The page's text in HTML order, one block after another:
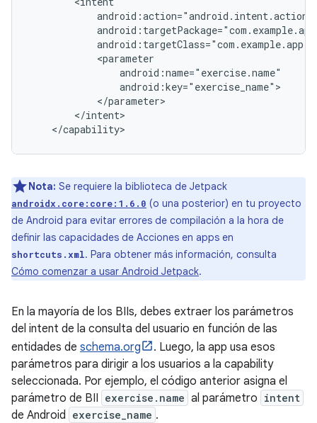
Nota: Se requiere la biblioteca de Jetpack
androidx.core:core:1.6.0 (o una posterior) en tu proyecto
de Android para evitar errores de compilación a la hora de
definir las capacidades de Acciones en apps en
shortcuts.xml. Para obtener más información, consulta
Cómo comenzar a usar Android Jetpack.
En la mayoría de los BIIs, debes extraer los parámetros
del intent de la consulta del usuario en función de las
entidades de schema.org
. Luego, la app usa esos
parámetros para dirigir a los usuarios a la capability
seleccionada. Por ejemplo, el código anterior asigna el
parámetro de BII exercise.name al parámetro intent
de Android exercise_name .